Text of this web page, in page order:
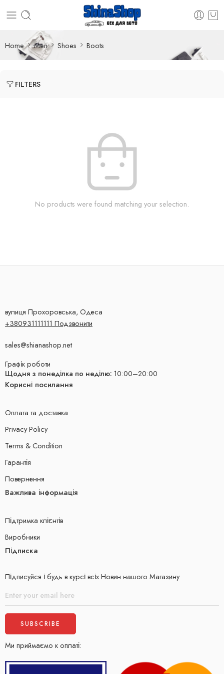
Home Men Shoes Boots
FILTERS
No products were found matching your selection.
вулиця Прохоровська, Одеса
+380931111111 Подзвонити
sales@shianashop.net
Графік роботи
Щодня з понеділка по неділю: 10:00–20:00
Корисні посилання
Оплата та доставка
Privacy Policy
Terms & Condition
Гарантія
Повернення
Важлива інформація
Підтримка клієнтів
Виробники
Підписка
Підписуйся і будь в курсі всіх Новин нашого Магазину
Ми приймаємо к оплаті: